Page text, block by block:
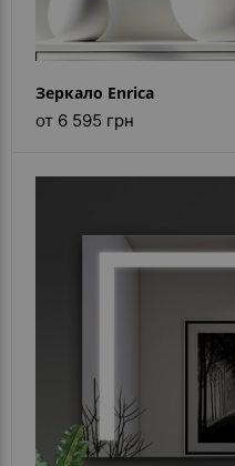
Зеркало Enrica
от 6 595 грн